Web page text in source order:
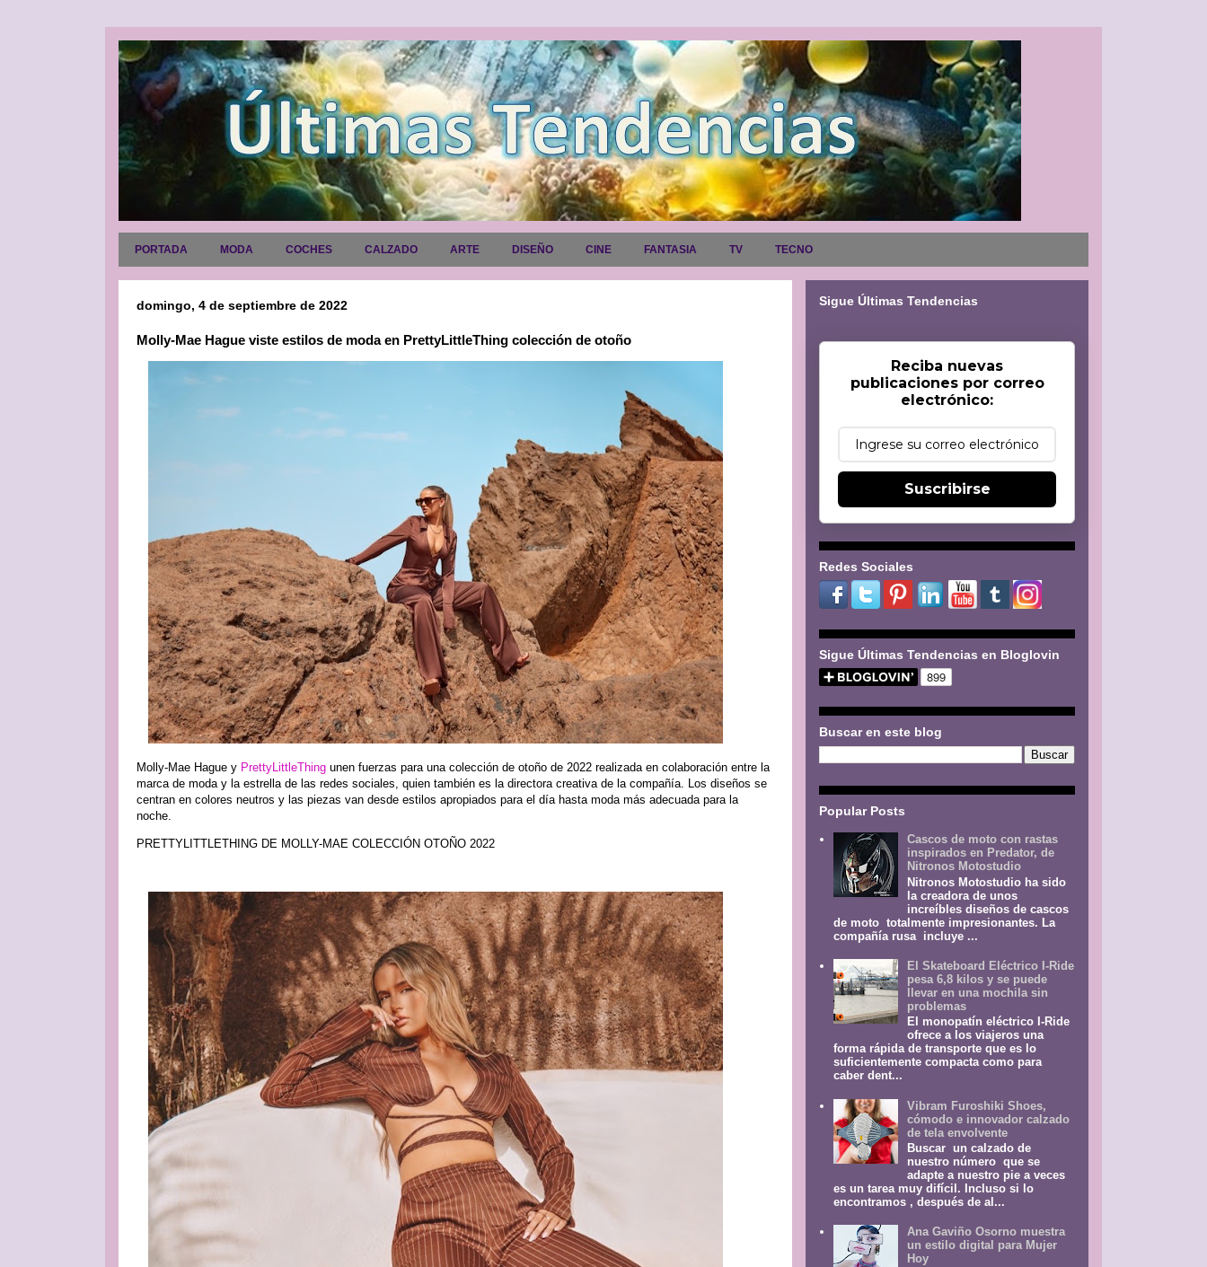
PORTADA MODA COCHES CALZADO ARTE DISEÑO CINE FANTASIA TV TECNO
domingo, 4 de septiembre de 2022
Molly-Mae Hague viste estilos de moda en PrettyLittleThing colección de otoño
Molly-Mae Hague y PrettyLittleThing unen fuerzas para una colección de otoño de 2022 realizada en colaboración entre la
marca de moda y la estrella de las redes sociales, quien también es la directora creativa de la compañía. Los diseños se
centran en colores neutros y las piezas van desde estilos apropiados para el día hasta moda más adecuada para la
noche.
PRETTYLITTLETHING DE MOLLY-MAE COLECCIÓN OTOÑO 2022
Sigue Últimas Tendencias
Reciba nuevas
publicaciones por correo
electrónico:
Suscribirse
Redes Sociales
Sigue Últimas Tendencias en Bloglovin
Buscar en este blog
Popular Posts
Cascos de moto con rastas
inspirados en Predator, de
Nitronos Motostudio
Nitronos Motostudio ha sido
la creadora de unos
increíbles diseños de cascos
de moto totalmente impresionantes. La
compañía rusa incluye ...
El Skateboard Eléctrico I-Ride
pesa 6,8 kilos y se puede
llevar en una mochila sin
problemas
El monopatín eléctrico I-Ride
ofrece a los viajeros una
forma rápida de transporte que es lo
suficientemente compacta como para
caber dent...
Vibram Furoshiki Shoes,
cómodo e innovador calzado
de tela envolvente
Buscar un calzado de
nuestro número que se
adapte a nuestro pie a veces
es un tarea muy difícil. Incluso si lo
encontramos , después de al...
Ana Gaviño Osorno muestra
un estilo digital para Mujer
Hoy